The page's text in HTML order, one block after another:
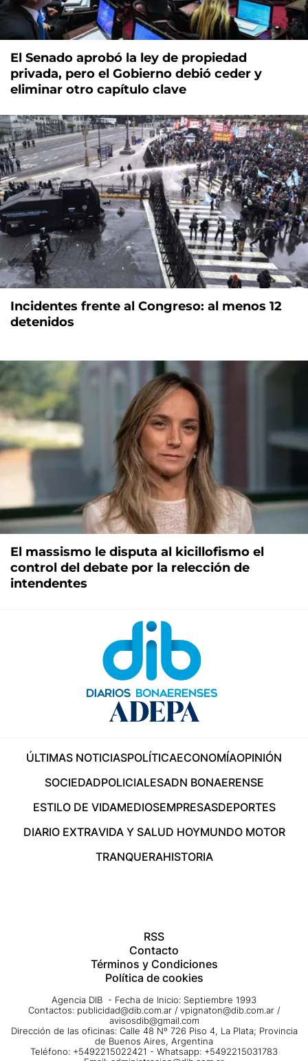
El Senado aprobó la ley de propiedad
privada, pero el Gobierno debió ceder y
eliminar otro capítulo clave
Incidentes frente al Congreso: al menos 12
detenidos
El massismo le disputa al kicillofismo el
control del debate por la relección de
intendentes
ÚLTIMAS NOTICIASPOLÍTICAECONOMÍAOPINIÓN
SOCIEDADPOLICIALESADN BONAERENSE
ESTILO DE VIDAMEDIOSEMPRESASDEPORTES
DIARIO EXTRAVIDA Y SALUD HOYMUNDO MOTOR
TRANQUERAHISTORIA
RSS
Contacto
Términos y Condiciones
Política de cookies
Agencia DIB - Fecha de Inicio: Septiembre 1993
Contactos: publicidad@dib.com.ar / vpignaton@dib.com.ar /
avisosdib@gmail.com
Dirección de las oficinas: Calle 48 Nº 726 Piso 4, La Plata; Provincia
de Buenos Aires, Argentina
Teléfono: +5492215022421 - Whatsapp: +5492215031783